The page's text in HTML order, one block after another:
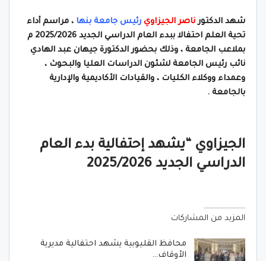
شهد الدكتور ناصر الجيزاوي رئيس جامعة بنها ، مراسم أداء
تحية العلم احتفالا ببدء العام الدراسي الجديد 2025/2026 م
بملاعب الجامعة ، وذلك بحضور الدكتورة جيهان عبد الهادي
نائب رئيس الجامعة لشئون الدراسات العليا والبحوث ،
وعمداء ووكلاء الكليات ، والقيادات الأكاديمية والإدارية
بالجامعة .
الجيزاوي “يشهد إحتفالية بدء العام
الدراسي الجديد 2025/2026
المزيد من المشاركات
محافظ القليوبية يشهد احتفالية مديرية
الأوقاف…